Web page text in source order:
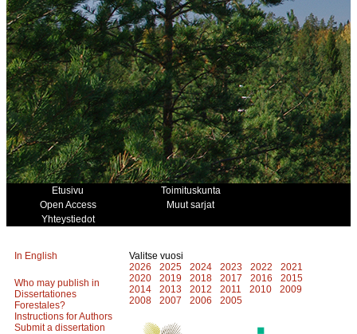
Etusivu
Toimituskunta
Open Access
Muut sarjat
Yhteystiedot
In English
Who may publish in
Dissertationes
Forestales?
Instructions for Authors
Submit a dissertation
Valitse vuosi
2026
2025 2024 2023 2022
2021
2020
2019 2018 2017 2016
2015
2014
2013 2012 2011 2010
2009
2008
2007 2006 2005